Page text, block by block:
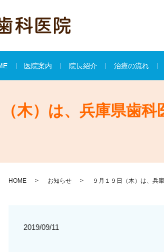
医院案内 院長紹介 治療の流れ
木）は、兵庫県歯
HOME お知らせ ９月１９日（木）は、兵
2019/09/11